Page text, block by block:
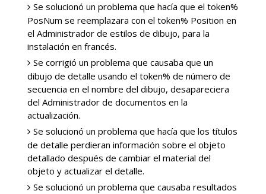
Se solucionó un problema que hacía que el token%
PosNum se reemplazara con el token% Position en
el Administrador de estilos de dibujo, para la
instalación en francés.
Se corrigió un problema que causaba que un
dibujo de detalle usando el token% de número de
secuencia en el nombre del dibujo, desapareciera
del Administrador de documentos en la
actualización.
Se solucionó un problema que hacía que los títulos
de detalle perdieran información sobre el objeto
detallado después de cambiar el material del
objeto y actualizar el detalle.
Se solucionó un problema que causaba resultados